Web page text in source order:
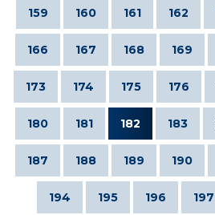
159 160 161 162
166 167 168 169
173 174 175 176
180 181 182 183
187 188 189 190
194 195 196 197